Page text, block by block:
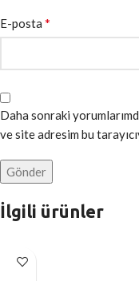
E-posta *
Daha sonraki
ve site adresim bu
İlgili ürünler